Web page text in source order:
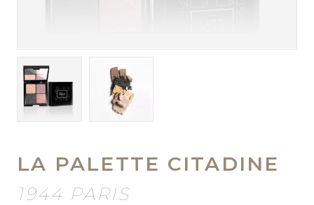
LA PALETTE CITADINE
1944 PARIS